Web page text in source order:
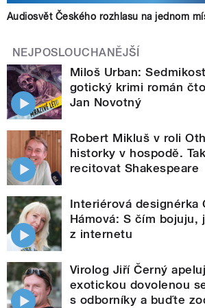
Audiosvět Českého rozhlasu na jednom
NEJPOSLOUCHANĚJŠÍ
Miloš Urban:
gotický krimi román
Jan Novotný
Robert Mikluš v roli
historky v hospodě.
recitovat Shakespeare
Interiérová designérka
Hámová: S čím bojuju,
z internetu
Virolog Jiří Černý
exotickou dovolenou
s odborníky a buďte